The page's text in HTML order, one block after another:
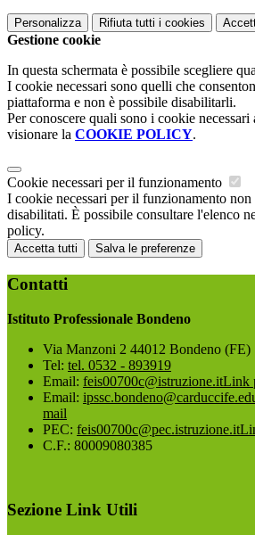
Personalizza Rifiuta tutti i cookies
Gestione cookie
In questa schermata è possibile scegliere
I cookie necessari sono quelli che
piattaforma e non è possibile disabilitarli.
Per conoscere quali sono i cookie
visionare la COOKIE POLICY.
Cookie necessari per il funzionamento
I cookie necessari per il funzionamento non
disabilitati. È possibile consultare l'elenco
policy.
Accetta tutti Salva le preferenze
Contatti
Istituto Professionale Bondeno
Via Manzoni 2 44012 Bondeno (FE)
Tel: tel. 0532 - 893919
Email: feis00700c@istruzione.itLink
Email:
mail
PEC: feis00700c@pec.istruzione.it
C.F.: 80009080385
Sezione Link Utili